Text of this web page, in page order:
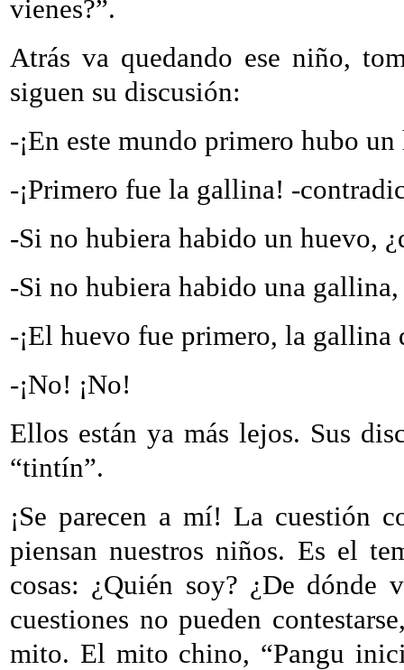
vienes?”.
Atrás va quedando ese niño,
siguen su discusión:
-¡En este mundo primero hubo
-¡Primero fue la gallina! -
-Si no hubiera habido un huevo,
-Si no hubiera habido una
-¡El huevo fue primero, la gallina
-¡No! ¡No!
Ellos están ya más lejos. Sus
“tintín”.
¡Se parecen a mí! La cuestión
piensan nuestros niños. Es el
cosas: ¿Quién soy? ¿De dónde
cuestiones no pueden
mito. El mito chino, “Pangu